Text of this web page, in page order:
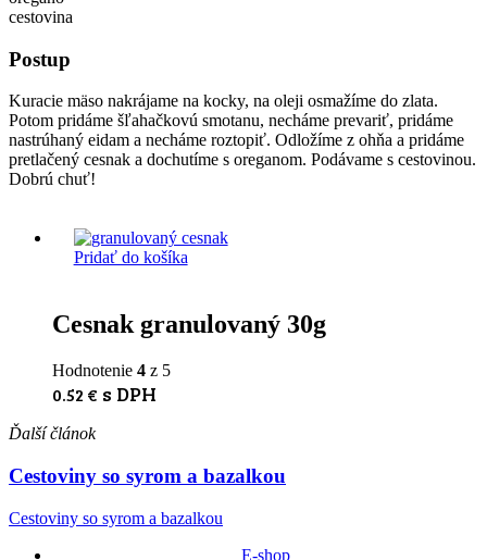
cestovina
Postup
Kuracie mäso nakrájame na kocky, na oleji osmažíme do zlata.
Potom pridáme šľahačkovú smotanu, necháme prevariť, pridáme
nastrúhaný eidam a necháme roztopiť. Odložíme z ohňa a pridáme
pretlačený cesnak a dochutíme s oreganom. Podávame s cestovinou.
Dobrú chuť!
Pridať do košíka
Cesnak granulovaný 30g
Hodnotenie 4 z 5
0.52 € s DPH
Ďalší článok
Cestoviny so syrom a bazalkou
Cestoviny so syrom a bazalkou
E-shop